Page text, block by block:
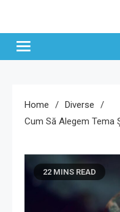
Home
Diverse
Cum Să Alegem Tema
22 MINS READ